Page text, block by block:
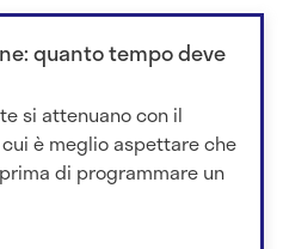
quanto tempo deve
si attenuano con il
è meglio aspettare che
di programmare un